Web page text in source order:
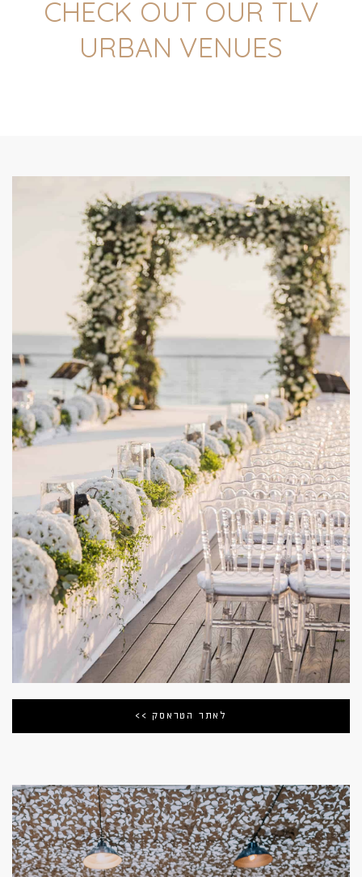
CHECK OUT OUR TLV
URBAN VENUES
לאתר הטראסק >>